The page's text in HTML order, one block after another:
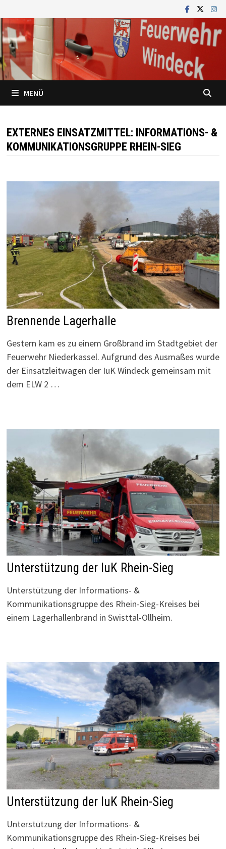
Inhalt
springen
MENÜ
EXTERNES EINSATZMITTEL: INFORMATIONS- &
KOMMUNIKATIONSGRUPPE RHEIN-SIEG
Brennende Lagerhalle
Gestern kam es zu einem Großbrand im Stadtgebiet der
Feuerwehr Niederkassel. Aufgrund des Ausmaßes wurde
der Einsatzleitwagen der IuK Windeck gemeinsam mit
dem ELW 2 …
Unterstützung der IuK Rhein-Sieg
Unterstützung der Informations- &
Kommunikationsgruppe des Rhein-Sieg-Kreises bei
einem Lagerhallenbrand in Swisttal-Ollheim.
Unterstützung der IuK Rhein-Sieg
Unterstützung der Informations- &
Kommunikationsgruppe des Rhein-Sieg-Kreises bei